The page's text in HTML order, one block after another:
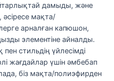
дамыды, және
мақта/
арналған капюшон,
элементіне айналды.
стильдің үйлесімді
жағдайлар үшін әмбебап
біз мақта/полиэфирден